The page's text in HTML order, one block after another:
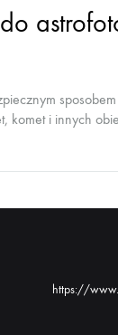
komet i innych
https://